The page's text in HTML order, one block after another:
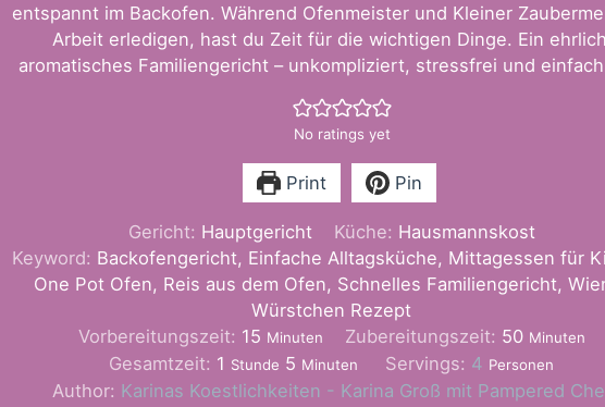
entspannt im Backofen. Während Ofenmeister und Kleiner
Arbeit erledigen, hast du Zeit für die wichtigen Dinge. Ein
aromatisches Familiengericht – unkompliziert, stressfrei und
No ratings yet
Print Pin
Gericht: Hauptgericht Küche: Hausmannskost
Keyword: Backofengericht, Einfache Alltagsküche, Mittagessen für
One Pot Ofen, Reis aus dem Ofen, Schnelles Familiengericht,
Würstchen Rezept
Vorbereitungszeit: 15Minuten
Minuten Zubereitungszeit: 50Minuten
Minuten
Gesamtzeit: 1 Stunde
Stunde 5 Minuten
Minuten Servings: 4 Personen
Author: Karinas Koestlichkeiten - Karina Groß mit Pampered